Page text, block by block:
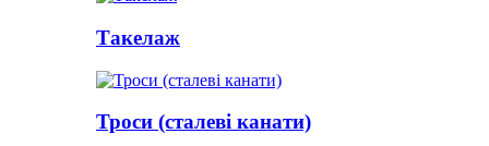
Такелаж
Троси (сталеві канати)